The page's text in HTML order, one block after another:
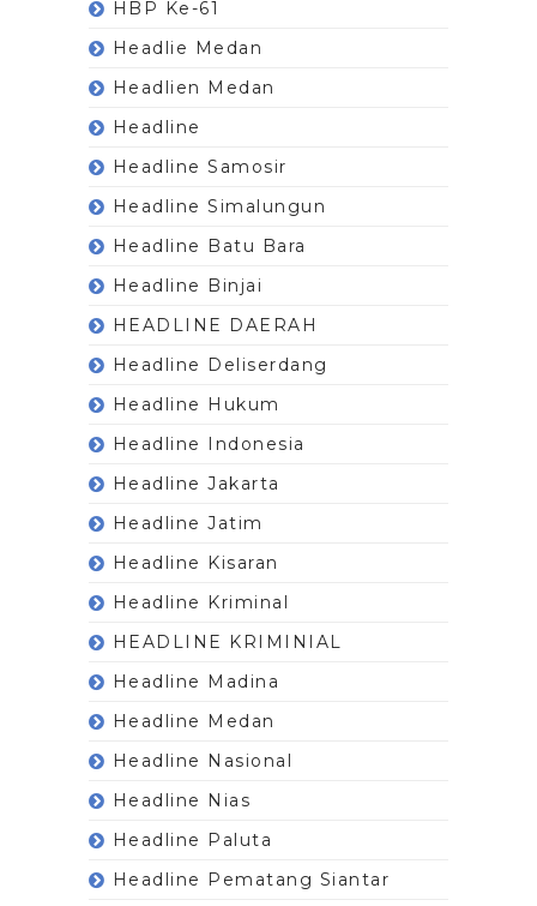
HBP Ke-61
Headlie Medan
Headlien Medan
Headline
Headline Samosir
Headline Simalungun
Headline Batu Bara
Headline Binjai
HEADLINE DAERAH
Headline Deliserdang
Headline Hukum
Headline Indonesia
Headline Jakarta
Headline Jatim
Headline Kisaran
Headline Kriminal
HEADLINE KRIMINIAL
Headline Madina
Headline Medan
Headline Nasional
Headline Nias
Headline Paluta
Headline Pematang Siantar